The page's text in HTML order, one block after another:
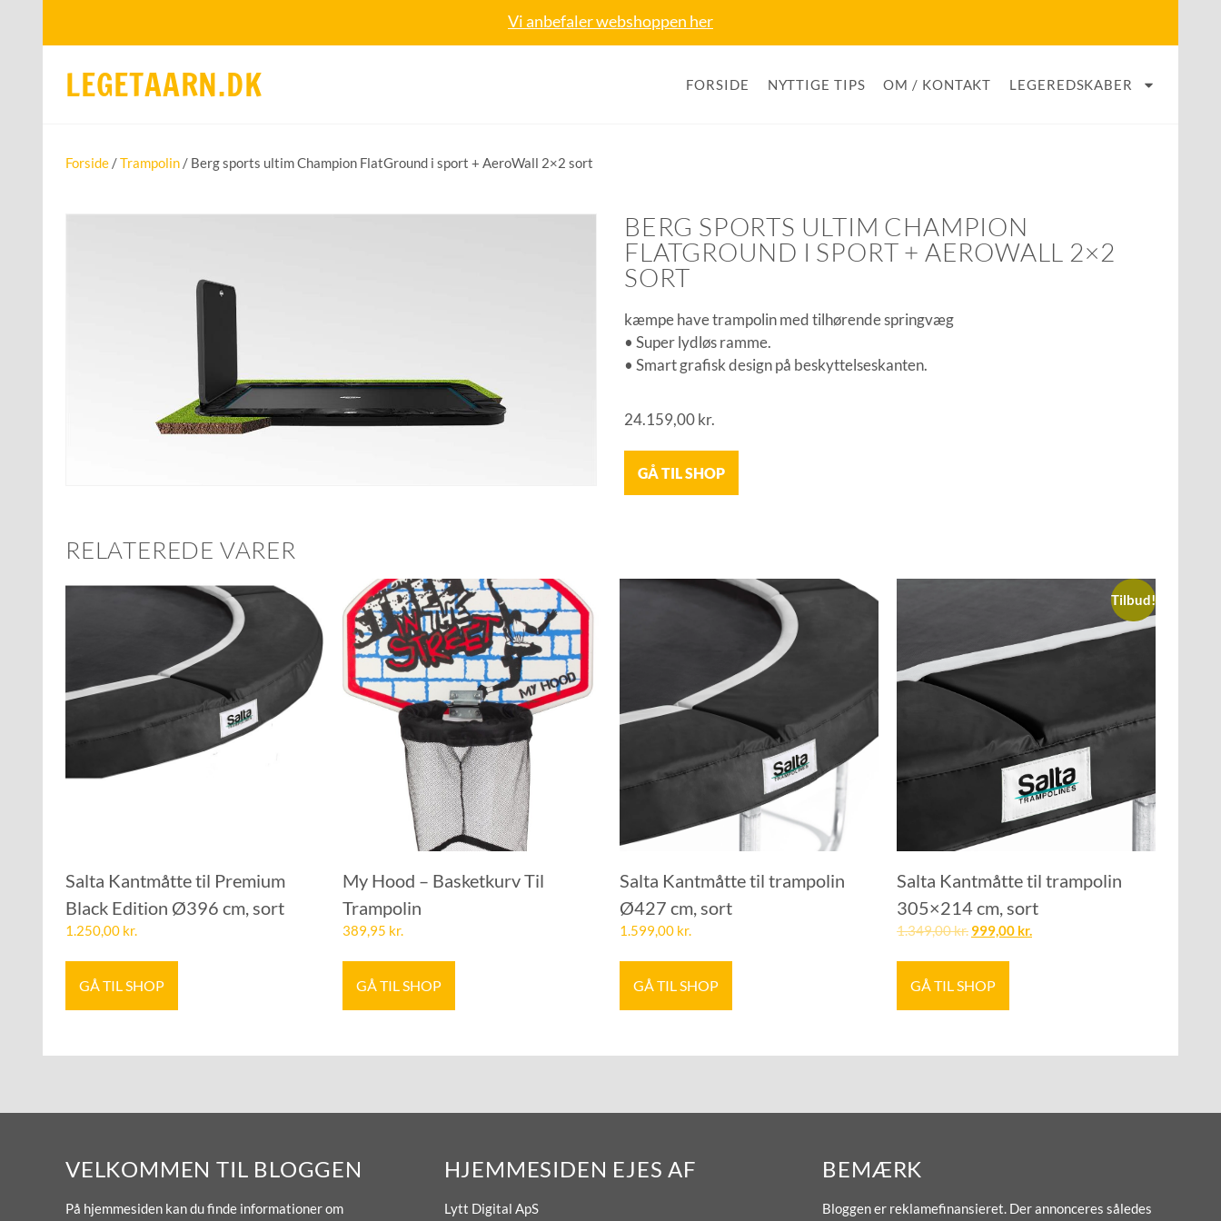
Vi anbefaler webshoppen her
LEGETAARN.DK FORSIDE NYTTIGE TIPS OM / KONTAKT LEGEREDSKABER
Forside /Trampolin / Berg sports ultim Champion FlatGround i sport + AeroWall 2×2 sort
BERG SPORTS ULTIM CHAMPION
FLATGROUND I SPORT + AEROWALL 2×2
SORT
kæmpe have trampolin med tilhørende springvæg
• Super lydløs ramme.
• Smart grafisk design på beskyttelseskanten.
24.159,00kr.
GÅ TIL SHOP
RELATEREDE VARER
Salta Kantmåtte til Premium
Black Edition Ø396 cm, sort
1.250,00 kr.
GÅ TIL SHOP
My Hood – Basketkurv Til
Trampolin
389,95 kr.
GÅ TIL SHOP
Salta Kantmåtte til trampolin
Ø427 cm, sort
1.599,00 kr.
GÅ TIL SHOP
Tilbud!
Salta Kantmåtte til trampolin
305×214 cm, sort
1.349,00kr. 999,00 kr.
GÅ TIL SHOP
VELKOMMEN TIL BLOGGEN
På hjemmesiden kan du finde informationer om
HJEMMESIDEN EJES AF
Lytt Digital ApS
BEMÆRK
Bloggen er reklamefinansieret. Der annonceres således